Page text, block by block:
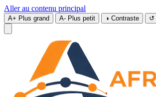
Aller au contenu principal
A+ Plus grand A- Plus petit ◑ Contraste ↺